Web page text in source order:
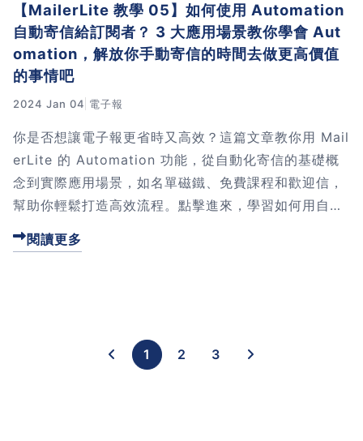
【MailerLite 教學 05】如何使用 Automation
自動寄信給訂閱者？ 3 大應用場景教你學會 Aut
omation，解放你手動寄信的時間去做更高價值
的事情吧
2024 Jan 04 電子報
你是否想讓電子報更省時又高效？這篇文章教你用 Mail
erLite 的 Automation 功能，從自動化寄信的基礎概
念到實際應用場景，如名單磁鐵、免費課程和歡迎信，
幫助你輕鬆打造高效流程。點擊進來，學習如何用自動
閱讀更多
1 2 3